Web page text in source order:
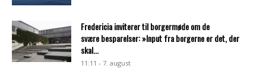
Fredericia inviterer til borgermøde om de
svære besparelser: »Input fra borgerne er det, der
skal...
11:11 - 7. august